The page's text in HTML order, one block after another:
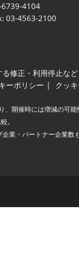
4104
03-4563-2100
修正・利用停止など
ーポリシー クッ
開催時には増減の可能
。
業・パートナー企業数